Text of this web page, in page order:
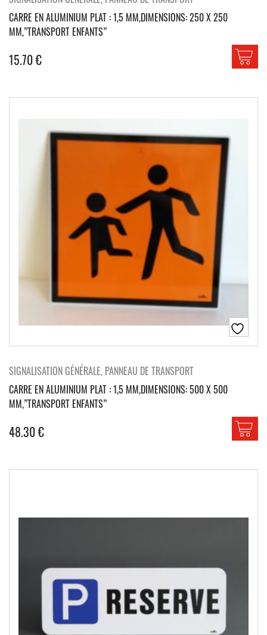
CARRE EN ALUMINIUM PLAT : 1,5 MM,DIMENSIONS: 250 X 250
MM,”TRANSPORT ENFANTS”
15.70€
SIGNALISATION GÉNÉRALE, PANNEAU DE TRANSPORT
CARRE EN ALUMINIUM PLAT : 1,5 MM,DIMENSIONS: 500 X 500
MM,”TRANSPORT ENFANTS”
48.30€